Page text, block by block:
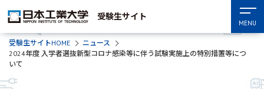
受験生サイト
MENU
受験生サイトHOME
ニュース
2024年度 入学者選抜新型コロナ感染等に伴う試験実施上の特別措置等につ
いて